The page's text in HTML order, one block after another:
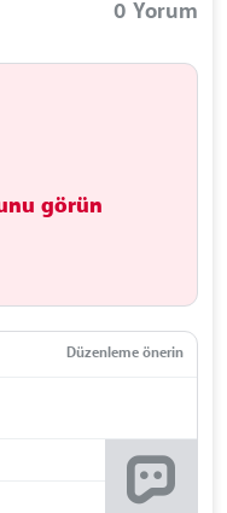
0 Yorum
görün
Düzenleme önerin